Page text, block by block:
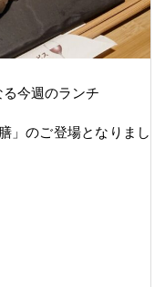
今週のランチ
」のご登場となりまし